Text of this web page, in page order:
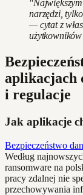
narzędzi,
— cytat z
aplikacjach
i regulacje
Jak aplikacje
Bezpieczeństwo
Według
ransomware na
pracy zdalnej nie
przechowywania